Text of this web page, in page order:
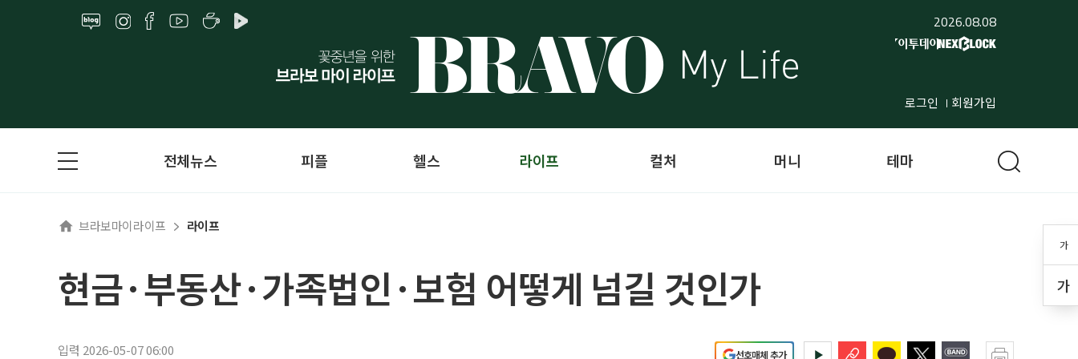
2026.08.08
로그인 회원가입
가
가
전체뉴스 피플 헬스 라이프 컬처 머니 테마
브라보마이라이프 라이프
현금·부동산·가족법인·보험 어떻게 넘길 것인가
입력 2026-05-07 06:00 선호매체 추가